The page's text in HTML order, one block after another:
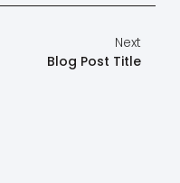
Next
Blog Post Title